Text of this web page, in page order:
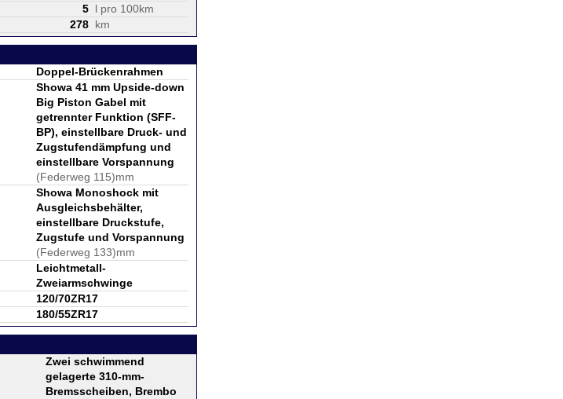
5 l pro 100km
278 km
Doppel-Brückenrahmen
Showa 41 mm Upside-down
Big Piston Gabel mit
getrennter Funktion (SFF-
BP), einstellbare Druck- und
Zugstufendämpfung und
einstellbare Vorspannung
(Federweg 115)mm
Showa Monoshock mit
Ausgleichsbehälter,
einstellbare Druckstufe,
Zugstufe und Vorspannung
(Federweg 133)mm
Leichtmetall-
Zweiarmschwinge
120/70ZR17
180/55ZR17
Zwei schwimmend
gelagerte 310-mm-
Bremsscheiben, Brembo